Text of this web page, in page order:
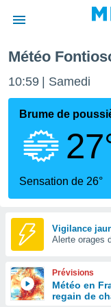
de
Météo
10:59 Samedi
Brume de
Sensation de 26°
Vigilance
Alerte orages
Prévisions
Météo en
regain de